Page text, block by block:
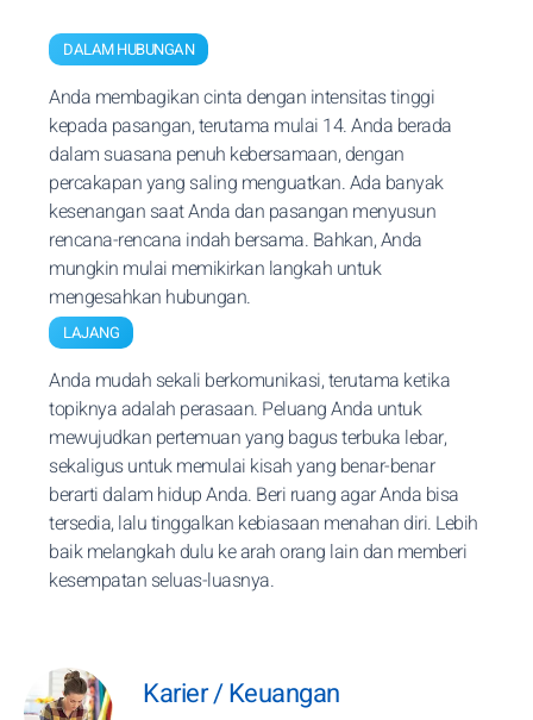
DALAM HUBUNGAN
Anda membagikan cinta dengan intensitas tinggi
kepada pasangan, terutama mulai 14. Anda berada
dalam suasana penuh kebersamaan, dengan
percakapan yang saling menguatkan. Ada banyak
kesenangan saat Anda dan pasangan menyusun
rencana-rencana indah bersama. Bahkan, Anda
mungkin mulai memikirkan langkah untuk
mengesahkan hubungan.
LAJANG
Anda mudah sekali berkomunikasi, terutama ketika
topiknya adalah perasaan. Peluang Anda untuk
mewujudkan pertemuan yang bagus terbuka lebar,
sekaligus untuk memulai kisah yang benar-benar
berarti dalam hidup Anda. Beri ruang agar Anda bisa
tersedia, lalu tinggalkan kebiasaan menahan diri. Lebih
baik melangkah dulu ke arah orang lain dan memberi
kesempatan seluas-luasnya.
Karier / Keuangan